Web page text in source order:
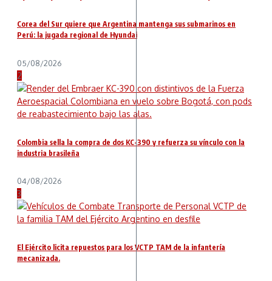
Corea del Sur quiere que Argentina mantenga sus submarinos en
Perú: la jugada regional de Hyundai
05/08/2026
2
Colombia sella la compra de dos KC-390 y refuerza su vínculo con la
industria brasileña
04/08/2026
3
El Ejército licita repuestos para los VCTP TAM de la infantería
mecanizada.